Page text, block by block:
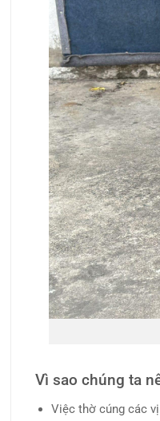
Vì sao chúng ta
Việc thờ cúng các